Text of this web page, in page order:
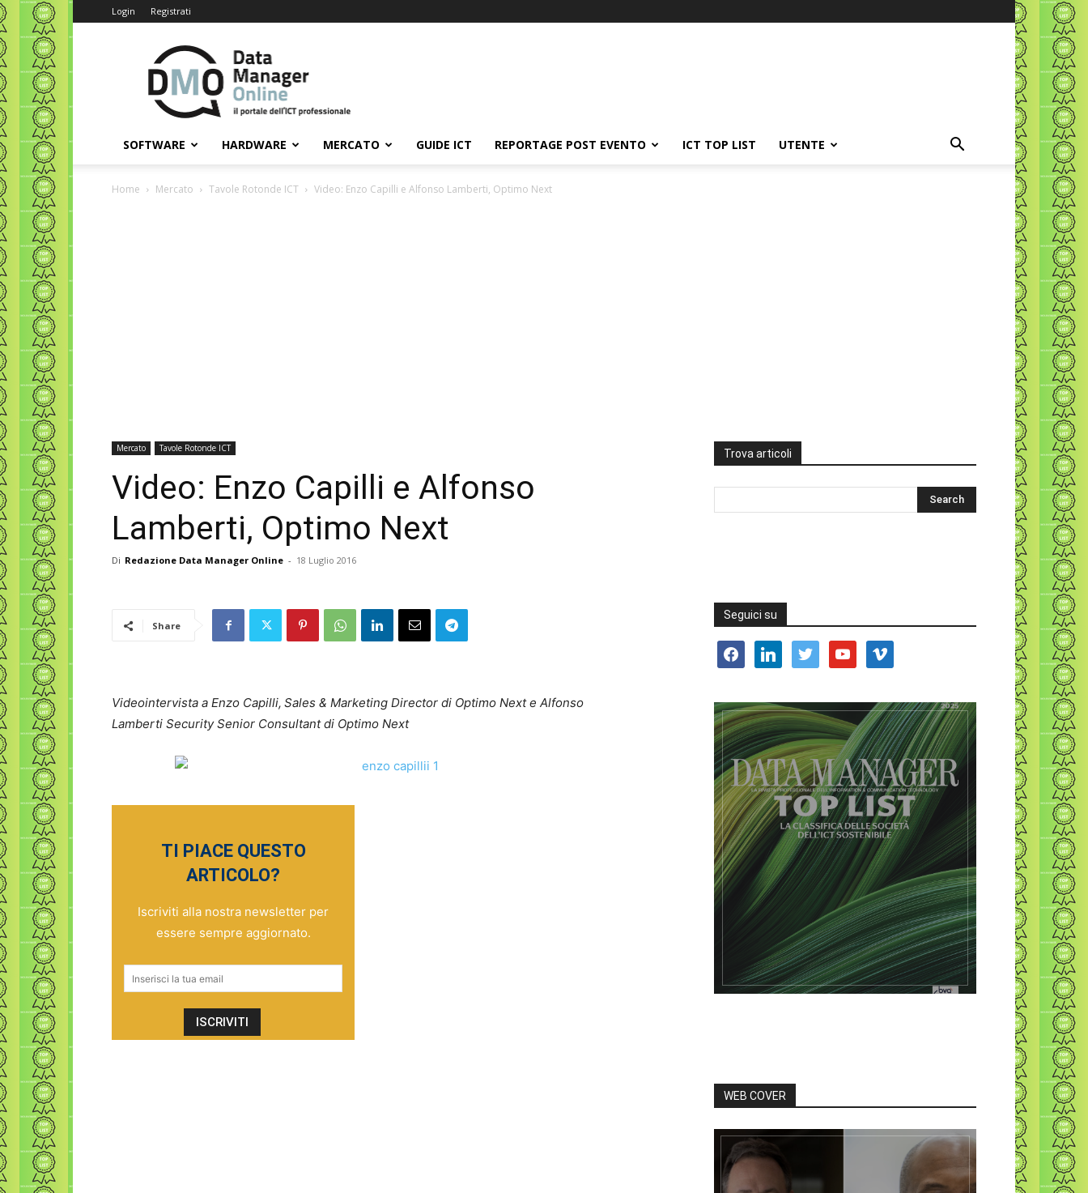
Login Registrati
Data
Manager
Online
SOFTWARE HARDWARE MERCATO GUIDE ICT REPORTAGE POST EVENTO ICT TOP LIST UTENTE
Home Mercato Tavole Rotonde ICT Video: Enzo Capilli e Alfonso Lamberti, Optimo Next
Mercato Tavole Rotonde ICT
Video: Enzo Capilli e Alfonso
Lamberti, Optimo Next
Di Redazione Data Manager Online - 18 Luglio 2016
Share
Videointervista a Enzo Capilli, Sales & Marketing Director di Optimo Next e Alfonso
Lamberti Security Senior Consultant di Optimo Next
TI PIACE QUESTO
ARTICOLO?
Iscriviti alla nostra newsletter per
essere sempre aggiornato.
Trova articoli
Seguici su
facebooklinkedin twitter youtube vimeo
WEB COVER